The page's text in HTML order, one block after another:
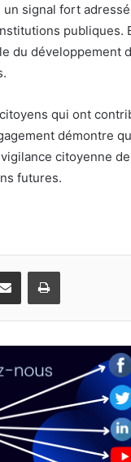
signal fort
du développement
qui ont
démontre
citoyenne
futures.
Partager par email Imprimer